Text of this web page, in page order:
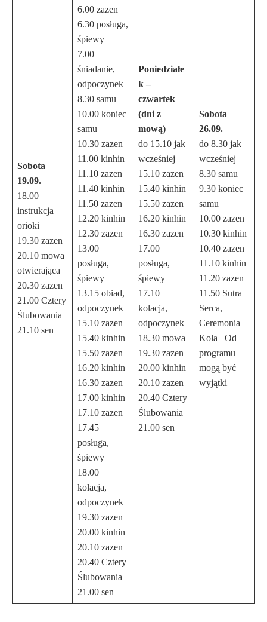
Sobota
19.09.
18.00
instrukcja
orioki
19.30 zazen
20.10 mowa
otwierająca
20.30 zazen
21.00 Cztery
Ślubowania
21.10 sen
6.00 zazen
6.30 posługa,
śpiewy
7.00
śniadanie,
odpoczynek
8.30 samu
10.00 koniec
samu
10.30 zazen
11.00 kinhin
11.10 zazen
11.40 kinhin
11.50 zazen
12.20 kinhin
12.30 zazen
13.00
posługa,
śpiewy
13.15 obiad,
odpoczynek
15.10 zazen
15.40 kinhin
15.50 zazen
16.20 kinhin
16.30 zazen
17.00 kinhin
17.10 zazen
17.45
posługa,
śpiewy
18.00
kolacja,
odpoczynek
19.30 zazen
20.00 kinhin
20.10 zazen
20.40 Cztery
Ślubowania
21.00 sen
Poniedziałe
k –
czwartek
(dni z
mową)
do 15.10 jak
wcześniej
15.10 zazen
15.40 kinhin
15.50 zazen
16.20 kinhin
16.30 zazen
17.00
posługa,
śpiewy
17.10
kolacja,
odpoczynek
18.30 mowa
19.30 zazen
20.00 kinhin
20.10 zazen
20.40 Cztery
Ślubowania
21.00 sen
Sobota
26.09.
do 8.30 jak
wcześniej
8.30 samu
9.30 koniec
samu
10.00 zazen
10.30 kinhin
10.40 zazen
11.10 kinhin
11.20 zazen
11.50 Sutra
Serca,
Ceremonia
Koła Od
programu
mogą być
wyjątki